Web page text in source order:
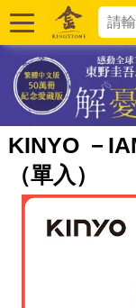
KINYO －
（單入）